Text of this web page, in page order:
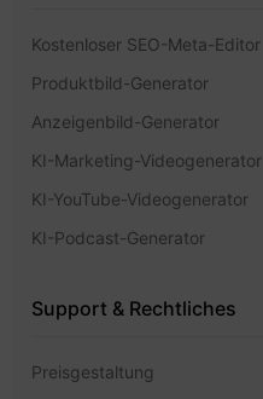
Kostenloser SEO-Meta-Editor
Produktbild-Generator
Anzeigenbild-Generator
KI-Marketing-Videogenerator
KI-YouTube-Videogenerator
KI-Podcast-Generator
Support & Rechtliches
Preisgestaltung